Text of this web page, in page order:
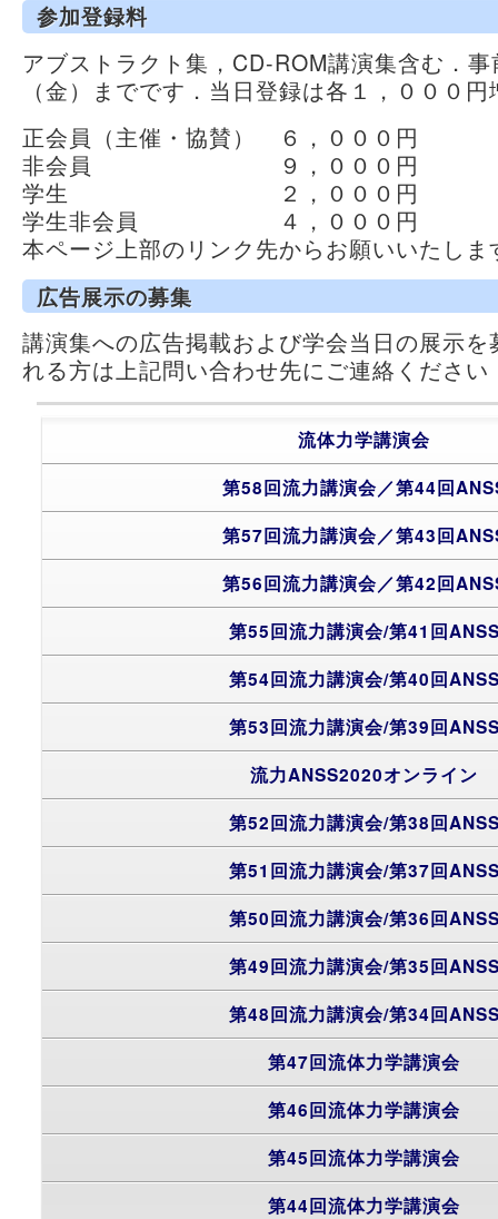
参加登録料
アブストラクト集，CD-ROM講演集含む．
（金）までです．当日登録は各１，０００
正会員（主催・協賛） ６，０００円
非会員 ９，０００円
学生 ２，０００円
学生非会員 ４，０００円
本ページ上部のリンク先からお願いいたしま
広告展示の募集
講演集への広告掲載および学会当日の展示
れる方は上記問い合わせ先にご連絡ください
流体力学講演会
第58回流力講演会／第44回
第57回流力講演会／第43回
第56回流力講演会／第42回
第55回流力講演会/第41回
第54回流力講演会/第40回
第53回流力講演会/第39回
流力ANSS2020オンライン
第52回流力講演会/第38回
第51回流力講演会/第37回
第50回流力講演会/第36回
第49回流力講演会/第35回
第48回流力講演会/第34回
第47回流体力学講演会
第46回流体力学講演会
第45回流体力学講演会
第44回流体力学講演会